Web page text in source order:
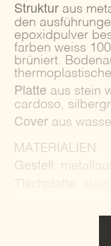
Struktur aus
den
epoxidpulver
farben weiss
brüniert.
Platte aus stein
cardoso,
Cover aus
MATERIALIEN
Gestell :